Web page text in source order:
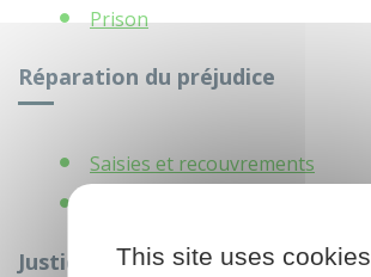
Prison
Réparation du préjudice
Saisies et recouvrements
Justice des mineurs
This site uses